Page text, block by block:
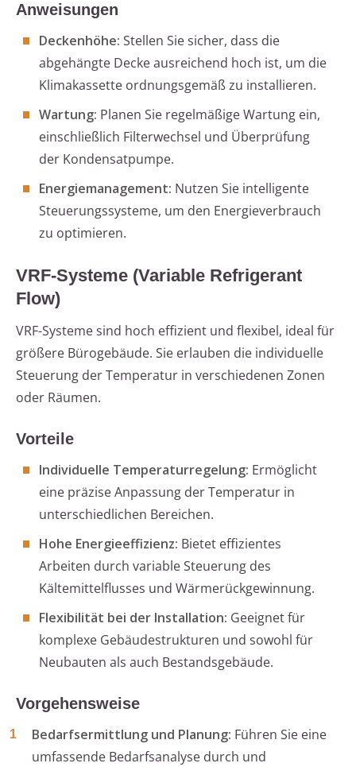
Anweisungen
Deckenhöhe: Stellen Sie sicher, dass die
abgehängte Decke ausreichend hoch ist, um die
Klimakassette ordnungsgemäß zu installieren.
Wartung: Planen Sie regelmäßige Wartung ein,
einschließlich Filterwechsel und Überprüfung
der Kondensatpumpe.
Energiemanagement: Nutzen Sie intelligente
Steuerungssysteme, um den Energieverbrauch
zu optimieren.
VRF-Systeme (Variable Refrigerant
Flow)
VRF-Systeme sind hoch effizient und flexibel, ideal für
größere Bürogebäude. Sie erlauben die individuelle
Steuerung der Temperatur in verschiedenen Zonen
oder Räumen.
Vorteile
Individuelle Temperaturregelung: Ermöglicht
eine präzise Anpassung der Temperatur in
unterschiedlichen Bereichen.
Hohe Energieeffizienz: Bietet effizientes
Arbeiten durch variable Steuerung des
Kältemittelflusses und Wärmerückgewinnung.
Flexibilität bei der Installation: Geeignet für
komplexe Gebäudestrukturen und sowohl für
Neubauten als auch Bestandsgebäude.
Vorgehensweise
Bedarfsermittlung und Planung: Führen Sie eine
umfassende Bedarfsanalyse durch und